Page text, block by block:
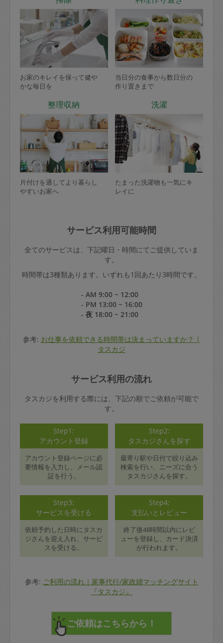
お家のキレイを保って健や
かな毎日を
当日分の食事から数日分の
作り置きまで
整理収納
片付けを通してより暮らし
やすいお家へ
洗濯
たまった洗濯物も一気にキ
レイに
サービス利用可能時間
全てのサービスは、下記曜日・時間にてご提供していま
す。
時間帯は3種類あります。いずれも1回あたり3時間です。
- AM 9:00 ~ 12:00
- PM 13:00 ~ 16:00
- 夜 18:00 ~ 21:00
参考: お仕事を依頼できる時間帯は決まっていますか？ |
タスカジ
サービス利用の流れ
タスカジを利用する際には、下記の順でご依頼が可能で
す。
Step1:
アカウント登録
アカウント登録ページに必
要情報を入力し、メール認
証を行う。
Step2:
タスカジさんを探す
最寄り駅や日付で絞り込み
検索を行い、ニーズに合う
タスカジさんを探す。
Step3:
サービスを受ける
依頼予約した日時にタスカ
ジさんを迎え入れ、サービ
スを受ける。
Step4:
支払いとレビュー
終了後48時間以内にレビ
ューを登録し、カード決済
が行われます。
参考: ご利用の流れ｜家事代行/家政婦マッチングサイト
『タスカジ』